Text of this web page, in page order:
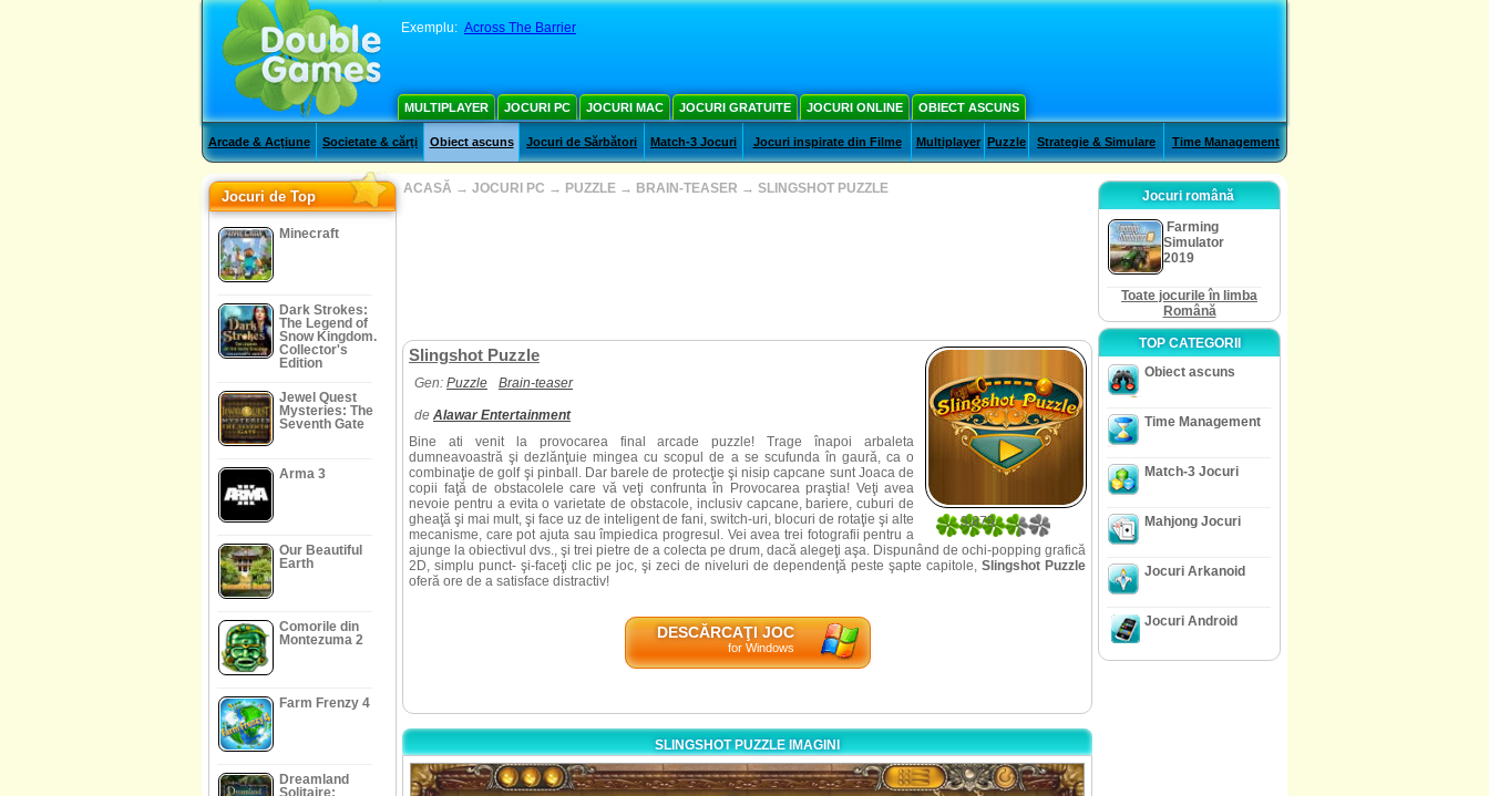
Exemplu: Across The Barrier
MULTIPLAYER JOCURI PC JOCURI MAC JOCURI GRATUITE JOCURI ONLINE OBIECT ASCUNS
Arcade & Acţiune Societate & cărţi Obiect ascuns Jocuri de Sărbători Match-3 Jocuri Jocuri inspirate din Filme Multiplayer Puzzle Strategie & Simulare Time Management
Jocuri de Top
Minecraft
Dark Strokes:
The Legend of
Snow Kingdom.
Collector's
Edition
Jewel Quest
Mysteries: The
Seventh Gate
Arma 3
Our Beautiful
Earth
Comorile din
Montezuma 2
Farm Frenzy 4
Dreamland
Solitaire:
ACASĂ → JOCURI PC → PUZZLE → BRAIN-TEASER → SLINGSHOT PUZZLE
3.875
8
Slingshot Puzzle
Gen: Puzzle Brain-teaser
de Alawar Entertainment
Bine ati venit la provocarea final arcade puzzle! Trage înapoi arbaleta
dumneavoastră şi dezlănţuie mingea cu scopul de a se scufunda în gaură, ca o
combinaţie de golf şi pinball. Dar barele de protecţie şi nisip capcane sunt Joaca de
copii faţă de obstacolele care vă veţi confrunta în Provocarea praştia! Veţi avea
nevoie pentru a evita o varietate de obstacole, inclusiv capcane, bariere, cuburi de
gheaţă şi mai mult, şi face uz de inteligent de fani, switch-uri, blocuri de rotaţie şi alte
mecanisme, care pot ajuta sau împiedica progresul. Vei avea trei fotografii pentru a
ajunge la obiectivul dvs., şi trei pietre de a colecta pe drum, dacă alegeţi aşa. Dispunând de ochi-popping grafică
2D, simplu punct- şi-faceţi clic pe joc, şi zeci de niveluri de dependenţă peste şapte capitole, Slingshot Puzzle
oferă ore de a satisface distractiv!
DESCĂRCAŢI JOC
for Windows
SLINGSHOT PUZZLE IMAGINI
Jocuri română
Farming
Simulator
2019
Toate jocurile în limba
Română
TOP CATEGORII
Obiect ascuns
Time Management
Match-3 Jocuri
Mahjong Jocuri
Jocuri Arkanoid
Jocuri Android